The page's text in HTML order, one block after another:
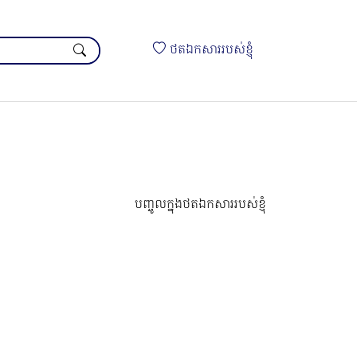
ថតឯកសាររបស់ខ្ញុំ
បញ្ចូលក្នុងថតឯកសាររបស់ខ្ញុំ